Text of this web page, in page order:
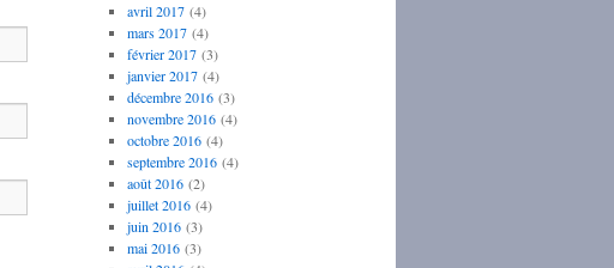
avril 2017(4)
mars 2017(4)
février 2017(3)
janvier 2017(4)
décembre 2016(3)
novembre 2016(4)
octobre 2016(4)
septembre 2016(4)
août 2016(2)
juillet 2016(4)
juin 2016(3)
mai 2016(3)